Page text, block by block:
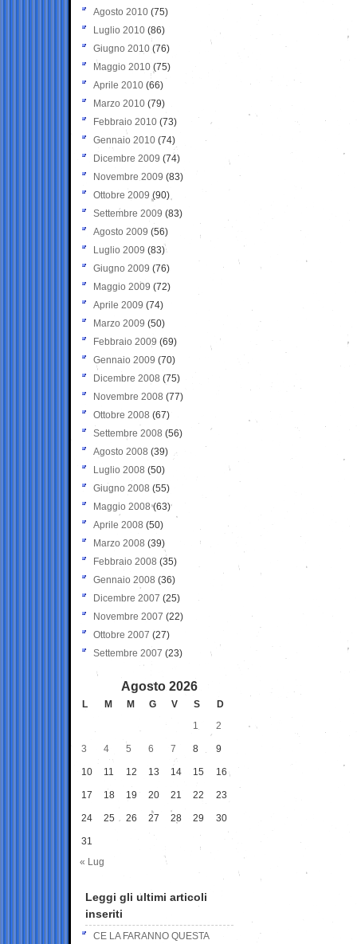
Agosto 2010 (75)
Luglio 2010 (86)
Giugno 2010 (76)
Maggio 2010 (75)
Aprile 2010 (66)
Marzo 2010 (79)
Febbraio 2010 (73)
Gennaio 2010 (74)
Dicembre 2009 (74)
Novembre 2009 (83)
Ottobre 2009 (90)
Settembre 2009 (83)
Agosto 2009 (56)
Luglio 2009 (83)
Giugno 2009 (76)
Maggio 2009 (72)
Aprile 2009 (74)
Marzo 2009 (50)
Febbraio 2009 (69)
Gennaio 2009 (70)
Dicembre 2008 (75)
Novembre 2008 (77)
Ottobre 2008 (67)
Settembre 2008 (56)
Agosto 2008 (39)
Luglio 2008 (50)
Giugno 2008 (55)
Maggio 2008(63)
Aprile 2008 (50)
Marzo 2008 (39)
Febbraio 2008 (35)
Gennaio 2008 (36)
Dicembre 2007 (25)
Novembre 2007 (22)
Ottobre 2007 (27)
Settembre 2007 (23)
Agosto 2026
L M M G V S
D
1
2
3 4 5 6 7 8 9
10 11 12 13 14 15 16
17 18 19 20 21 22 23
24 25 26 27 28 29 30
31
« Lug
Leggi gli ultimi articoli
inseriti
CE LA FARANNO QUESTA